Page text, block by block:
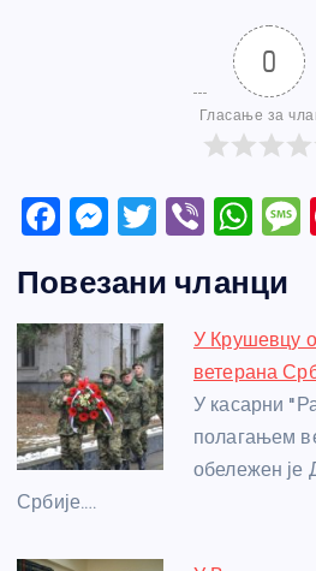
0
Гласање за
F
c
e
b
o
o
k
M
ss
e
n
g
er
T
itt
er
Vi
er
W
at
s
A
p
p
Повезани чланци
У Крушевцу
ветерана
У касарни
полагањем
обележен је
Србије.…